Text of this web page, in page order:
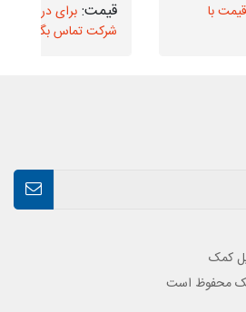
با
برای دریافت
شرکت تماس بگیرید
کمک
محفوظ است